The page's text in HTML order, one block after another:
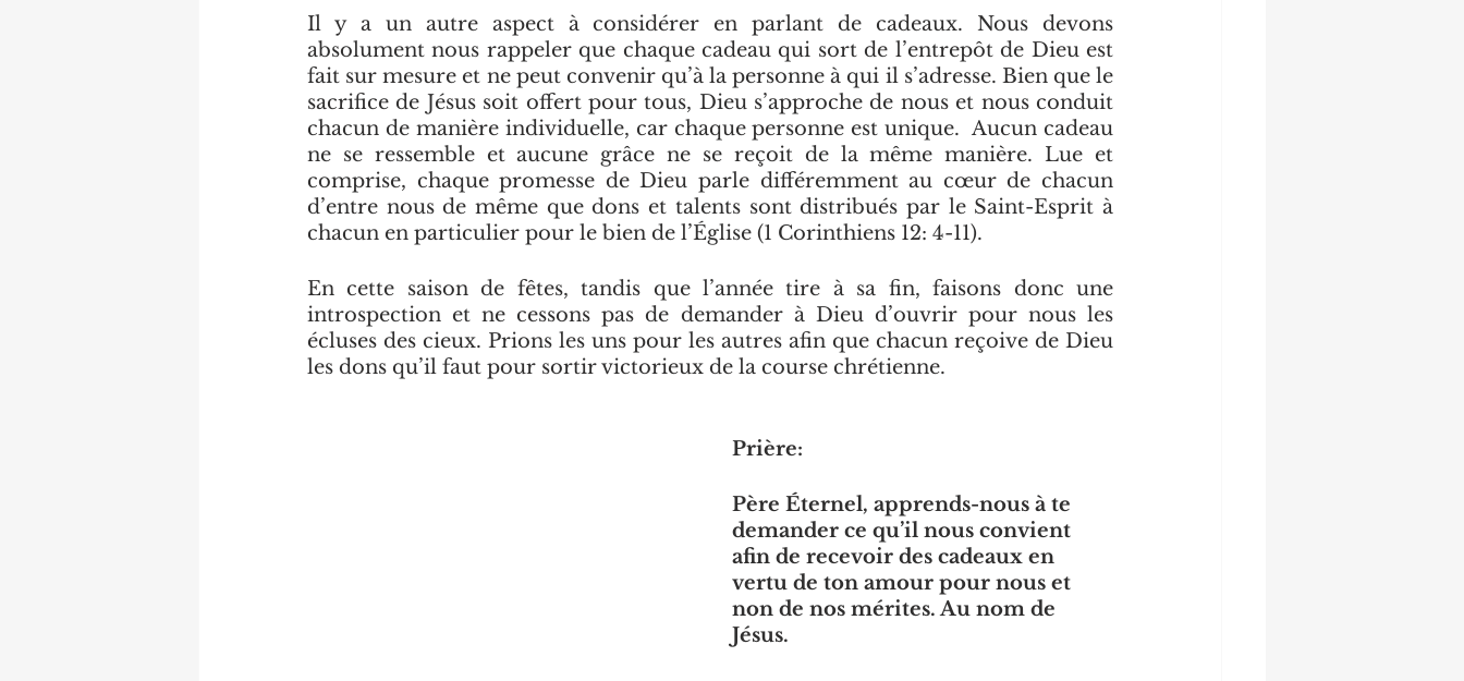
Il y a un autre aspect à considérer en parlant de cadeaux. Nous devons
absolument nous rappeler que chaque cadeau qui sort de l’entrepôt de Dieu est
fait sur mesure et ne peut convenir qu’à la personne à qui il s’adresse. Bien que le
sacrifice de Jésus soit offert pour tous, Dieu s’approche de nous et nous conduit
chacun de manière individuelle, car chaque personne est unique.  Aucun cadeau
ne se ressemble et aucune grâce ne se reçoit de la même manière. Lue et
comprise, chaque promesse de Dieu parle différemment au cœur de chacun
d’entre nous de même que dons et talents sont distribués par le Saint-Esprit à
chacun en particulier pour le bien de l’Église (1 Corinthiens 12: 4-11).
En cette saison de fêtes, tandis que l’année tire à sa fin, faisons donc une
introspection et ne cessons pas de demander à Dieu d’ouvrir pour nous les
écluses des cieux. Prions les uns pour les autres afin que chacun reçoive de Dieu
les dons qu’il faut pour sortir victorieux de la course chrétienne.
Prière:
Père Éternel, apprends-nous à te
demander ce qu’il nous convient
afin de recevoir des cadeaux en
vertu de ton amour pour nous et
non de nos mérites. Au nom de
Jésus.